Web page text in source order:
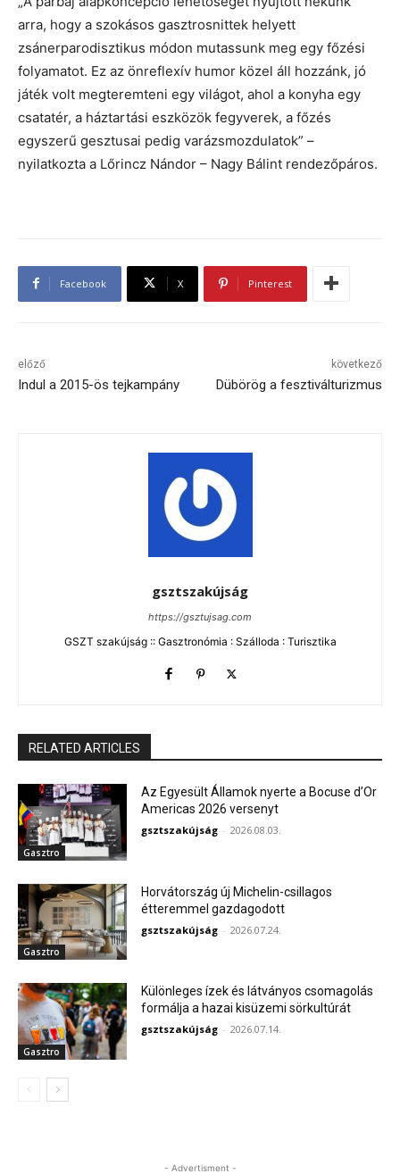
arra, hogy a szokásos gasztrosnittek helyett
zsánerparodisztikus módon mutassunk meg egy főzési
folyamatot. Ez az önreflexív humor közel áll hozzánk, jó
játék volt megteremteni egy világot, ahol a konyha egy
csatatér, a háztartási eszközök fegyverek, a főzés
egyszerű gesztusai pedig varázsmozdulatok” –
nyilatkozta a Lőrincz Nándor – Nagy Bálint rendezőpáros.
Facebook X Pinterest
előző
Indul a 2015-ös tejkampány
következő
Dübörög a fesztiválturizmus
gsztszakújság
https://gsztujsag.com
GSZT szakújság :: Gasztronómia : Szálloda : Turisztika
RELATED ARTICLES
Gasztro
Az Egyesült Államok nyerte a Bocuse d’Or
Americas 2026 versenyt
gsztszakújság - 2026.08.03.
Gasztro
Horvátország új Michelin-csillagos
étteremmel gazdagodott
gsztszakújság - 2026.07.24.
Gasztro
Különleges ízek és látványos csomagolás
formálja a hazai kisüzemi sörkultúrát
gsztszakújság - 2026.07.14.
- Advertisment -